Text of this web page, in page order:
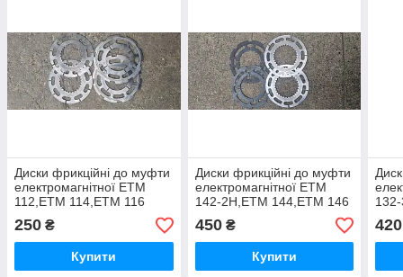
Диски фрикційні до муфти
електромагнітної ЕТМ
112,ЕТМ 114,ЕТМ 116
250 ₴
Купити
Диски фрикційні до муфти
електромагнітної ЕТМ
142-2Н,ЕТМ 144,ЕТМ 146
450₴
Купити
420